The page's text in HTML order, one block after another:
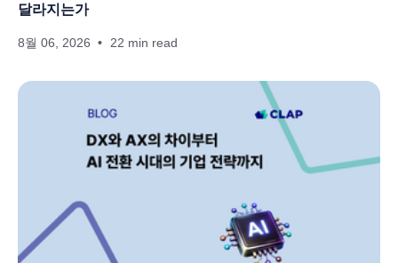
달라지는가
8월 06, 2026 22 min read